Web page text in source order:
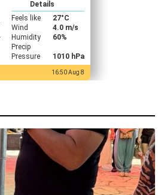
Details
Feels like
27°C
Wind
4.0 m/s
Humidity
60%
Precip
Pressure
1010 hPa
16:50 Aug 8